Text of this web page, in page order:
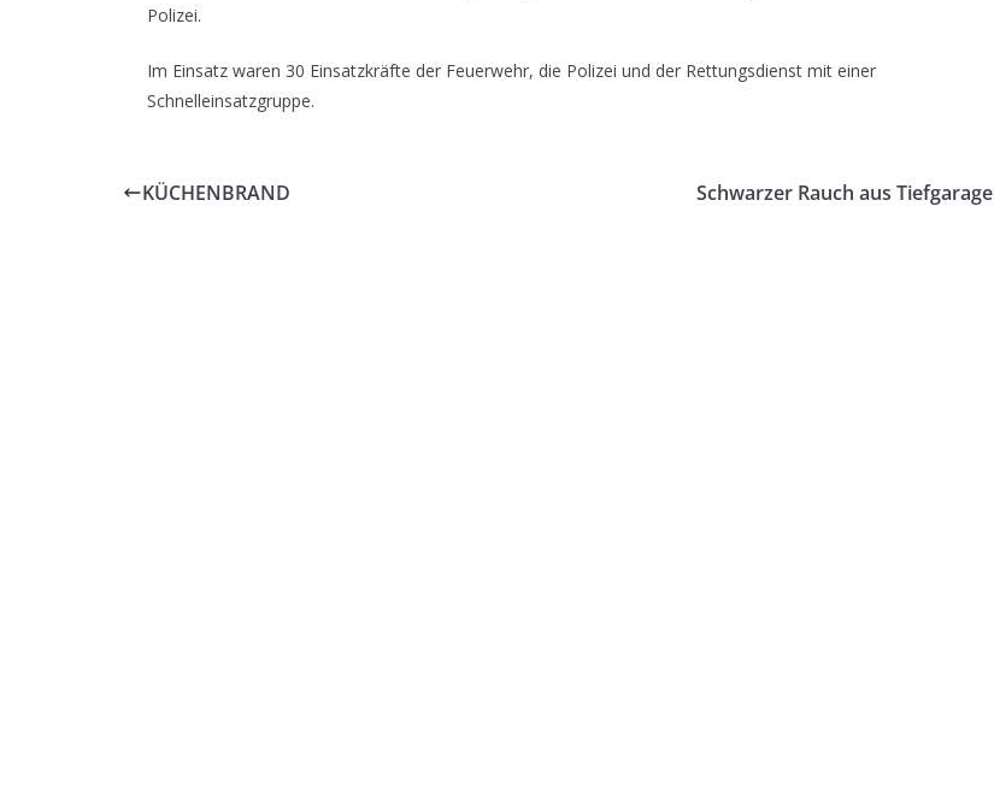
Polizei.
Im Einsatz waren 30 Einsatzkräfte der Feuerwehr, die Polizei und der Rettungsdienst mit einer
Schnelleinsatzgruppe.
KÜCHENBRAND Schwarzer Rauch aus